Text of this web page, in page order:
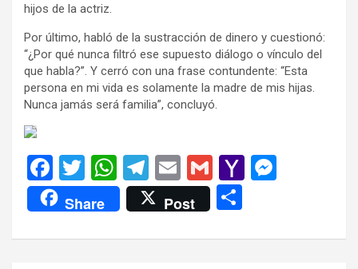
hijos de la actriz.
Por último, habló de la sustracción de dinero y cuestionó:
“¿Por qué nunca filtró ese supuesto diálogo o vínculo del
que habla?”. Y cerró con una frase contundente: “Esta
persona en mi vida es solamente la madre de mis hijas.
Nunca jamás será familia”, concluyó.
F
a
ce
b
T
wi
tt
er
W
h
at
s
T
el
e
gr
E
m
ail
G
m
ail
Y
o
n
Share Post
m